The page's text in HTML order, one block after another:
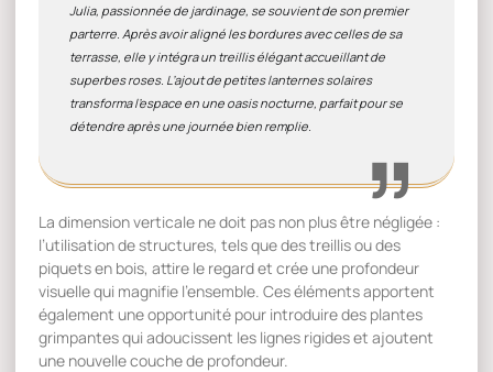
Julia, passionnée de jardinage, se souvient de son premier
parterre. Après avoir aligné les bordures avec celles de sa
terrasse, elle y intégra un treillis élégant accueillant de
superbes roses. L’ajout de petites lanternes solaires
transforma l’espace en une oasis nocturne, parfait pour se
détendre après une journée bien remplie.
La dimension verticale ne doit pas non plus être négligée :
l’utilisation de structures, tels que des treillis ou des
piquets en bois, attire le regard et crée une profondeur
visuelle qui magnifie l’ensemble. Ces éléments apportent
également une opportunité pour introduire des plantes
grimpantes qui adoucissent les lignes rigides et ajoutent
une nouvelle couche de profondeur.